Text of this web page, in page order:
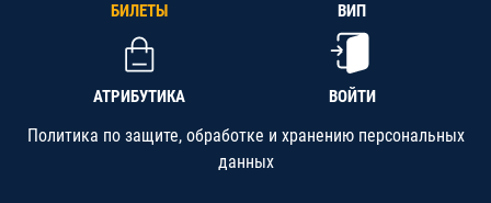
БИЛЕТЫ ВИП
АТРИБУТИКА ВОЙТИ
Политика по защите, обработке и хранению персональных
данных